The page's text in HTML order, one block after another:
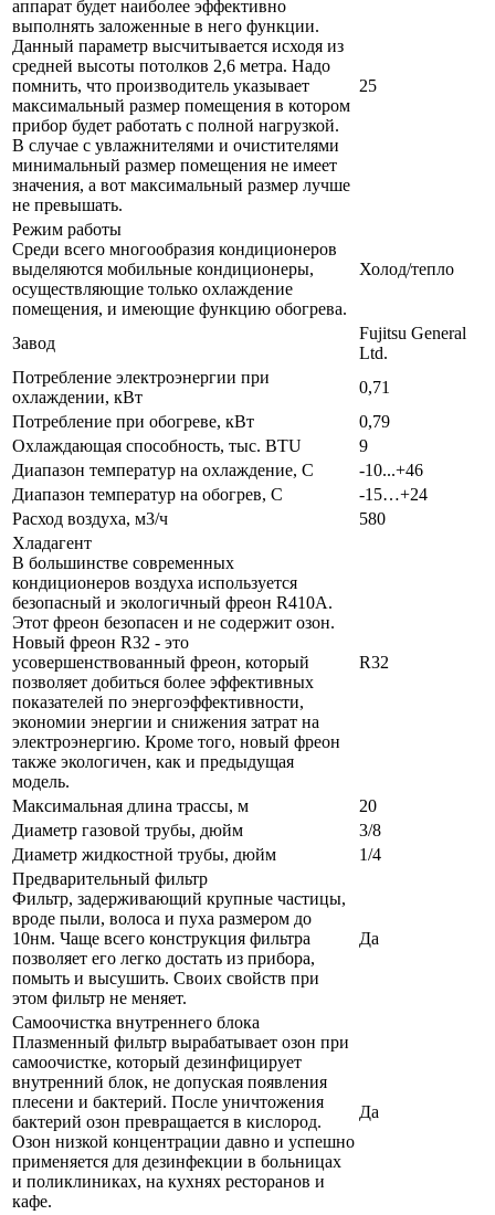
аппарат будет наиболее эффективно
выполнять заложенные в него функции.
Данный параметр высчитывается исходя из
средней высоты потолков 2,6 метра. Надо
помнить, что производитель указывает
максимальный размер помещения в котором
прибор будет работать с полной нагрузкой.
В случае с увлажнителями и очистителями
минимальный размер помещения не имеет
значения, а вот максимальный размер лучше
не превышать.
25
Режим работы
Среди всего многообразия кондиционеров
выделяются мобильные кондиционеры,
осуществляющие только охлаждение
помещения, и имеющие функцию обогрева.
Холод/тепло
Завод
Fujitsu General
Ltd.
Потребление электроэнергии при
охлаждении, кВт
0,71
Потребление при обогреве, кВт
0,79
Охлаждающая способность, тыс. BTU
9
Диапазон температур на охлаждение, С
-10...+46
Диапазон температур на обогрев, С
-15…+24
Расход воздуха, м3/ч
580
Хладагент
В большинстве современных
кондиционеров воздуха используется
безопасный и экологичный фреон R410A.
Этот фреон безопасен и не содержит озон.
Новый фреон R32 - это
усовершенствованный фреон, который
позволяет добиться более эффективных
показателей по энергоэффективности,
экономии энергии и снижения затрат на
электроэнергию. Кроме того, новый фреон
также экологичен, как и предыдущая
модель.
R32
Максимальная длина трассы, м
20
Диаметр газовой трубы, дюйм
3/8
Диаметр жидкостной трубы, дюйм
1/4
Предварительный фильтр
Фильтр, задерживающий крупные частицы,
вроде пыли, волоса и пуха размером до
10нм. Чаще всего конструкция фильтра
позволяет его легко достать из прибора,
помыть и высушить. Своих свойств при
этом фильтр не меняет.
Да
Самоочистка внутреннего блока
Плазменный фильтр вырабатывает озон при
самоочистке, который дезинфицирует
внутренний блок, не допуская появления
плесени и бактерий. После уничтожения
бактерий озон превращается в кислород.
Озон низкой концентрации давно и успешно
применяется для дезинфекции в больницах
и поликлиниках, на кухнях ресторанов и
кафе.
Да